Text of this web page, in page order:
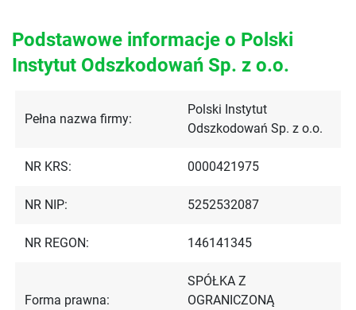
Podstawowe informacje o Polski
Instytut Odszkodowań Sp. z o.o.
Pełna nazwa firmy:
Polski Instytut
Odszkodowań Sp. z o.o.
NR KRS: 0000421975
NR NIP: 5252532087
NR REGON: 146141345
Forma prawna:
SPÓŁKA Z
OGRANICZONĄ